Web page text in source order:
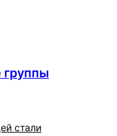
группы
стали